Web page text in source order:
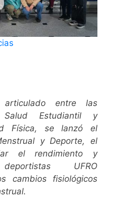
entre las
Salud Estudiantil y
Física, se lanzó el
y Deporte, el
el rendimiento y
UFRO
cambios fisiológicos